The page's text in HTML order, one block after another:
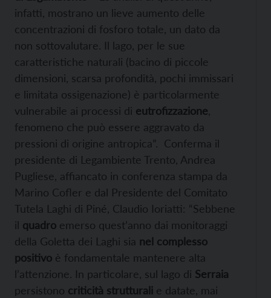
infatti, mostrano un lieve aumento delle
concentrazioni di fosforo totale, un dato da
non sottovalutare. Il lago, per le sue
caratteristiche naturali (bacino di piccole
dimensioni, scarsa profondità, pochi immissari
e limitata ossigenazione) è particolarmente
vulnerabile ai processi di eutrofizzazione
fenomeno che può essere aggravato da
pressioni di origine antropica”. Conferma il
presidente di Legambiente Trento, Andrea
Pugliese, affiancato in conferenza stampa da
Marino Cofler e dal Presidente del Comitato
Tutela Laghi di Piné, Claudio Ioriatti: “Sebbene
il quadro emerso quest’anno dai monitoraggi
della Goletta dei Laghi sia nel complesso
positivo è fondamentale mantenere alta
l’attenzione. In particolare, sul lago di Serraia
persistono criticità strutturali e datate, mai